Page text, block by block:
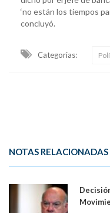
‘no están los tiempos
concluyó.
Categorias:
NOTAS RELACIONADAS